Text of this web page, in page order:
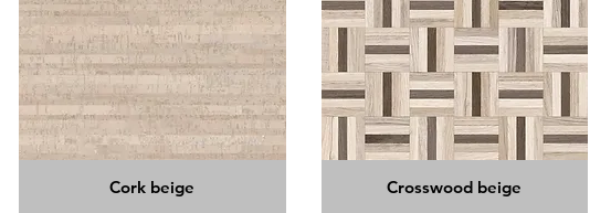
Cork beige Crosswood beige